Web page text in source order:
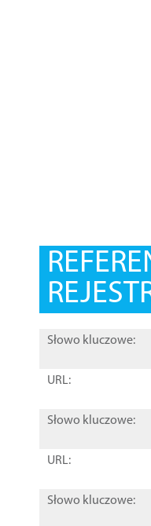
Słowo kluczowe:
URL:
Słowo kluczowe:
URL:
Słowo kluczowe: